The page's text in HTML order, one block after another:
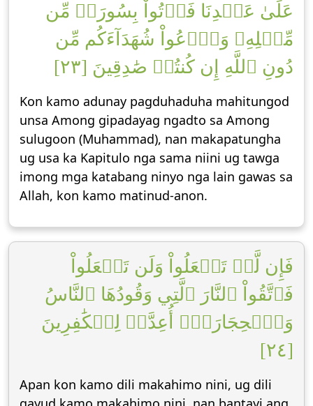
عَلَىٰ عَبۡدِنَا فَأۡتُواْ بِسُورَةٖ مِّن
مِّثۡلِهِۦ وَٱدۡعُواْ شُهَدَآءَكُم مِّن
دُونِ ٱللَّهِ إِن كُنتُمۡ صَٰدِقِينَ [٢٣]
Kon kamo adunay pagduhaduha mahitungod
unsa Among gipadayag ngadto sa Among
sulugoon (Muhammad), nan makapatungha
ug usa ka Kapitulo nga sama niini ug tawga
imong mga katabang ninyo nga lain gawas sa
Allah, kon kamo matinud-anon.
فَإِن لَّمۡ تَفۡعَلُواْ وَلَن تَفۡعَلُواْ
فَٱتَّقُواْ ٱلنَّارَ ٱلَّتِي وَقُودُهَا ٱلنَّاسُ
وَٱلۡحِجَارَةُۖ أُعِدَّتۡ لِلۡكَٰفِرِينَ
[٢٤]
Apan kon kamo dili makahimo nini, ug dili